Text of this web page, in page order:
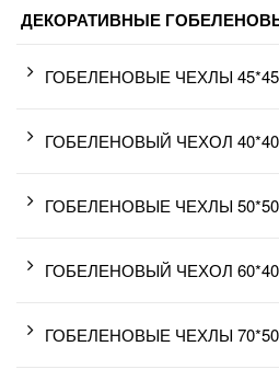
ДЕКОРАТИВНЫЕ
ГОБЕЛЕНОВЫЕ ЧЕХЛЫ 45*45
ГОБЕЛЕНОВЫЙ ЧЕХОЛ 40*40
ГОБЕЛЕНОВЫЕ ЧЕХЛЫ 50*50
ГОБЕЛЕНОВЫЙ ЧЕХОЛ 60*40
ГОБЕЛЕНОВЫЕ ЧЕХЛЫ 70*50